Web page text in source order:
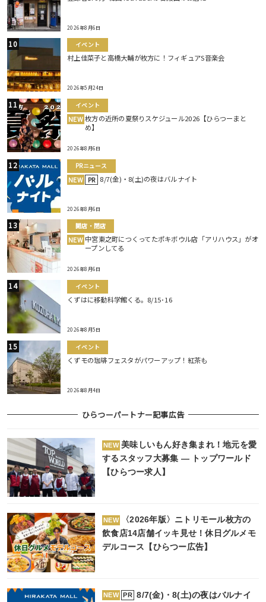
2026年8月6日
イベント
村上佳菜子と高橋大輔が枚方に！フィギュアS音楽会
2026年5月24日
イベント
NEW 枚方の近所の夏祭りスケジュール2026【ひらつーまと
め】
2026年8月6日
PRニュース
NEW PR 8/7(金)・8(土)の夜はバルナイト
2026年8月6日
開店・閉店
NEW 中宮東之町につくってたポキボウル店「アリハウス」がオ
ープンしてる
2026年8月6日
イベント
くずはに移動科学館くる。8/15･16
2026年8月5日
イベント
くずモの珈琲フェスタがパワーアップ！紅茶も
2026年8月4日
ひらつーパートナー記事広告
NEW 美味しいもん好き集まれ！地元を愛
するスタッフ大募集 ― トップワールド
【ひらつー求人】
NEW
〈2026年版〉ニトリモール枚方の
飲食店14店舗イッキ見せ！休日グルメモ
デルコース【ひらつー広告】
NEW PR 8/7(金)・8(土)の夜はバルナイ